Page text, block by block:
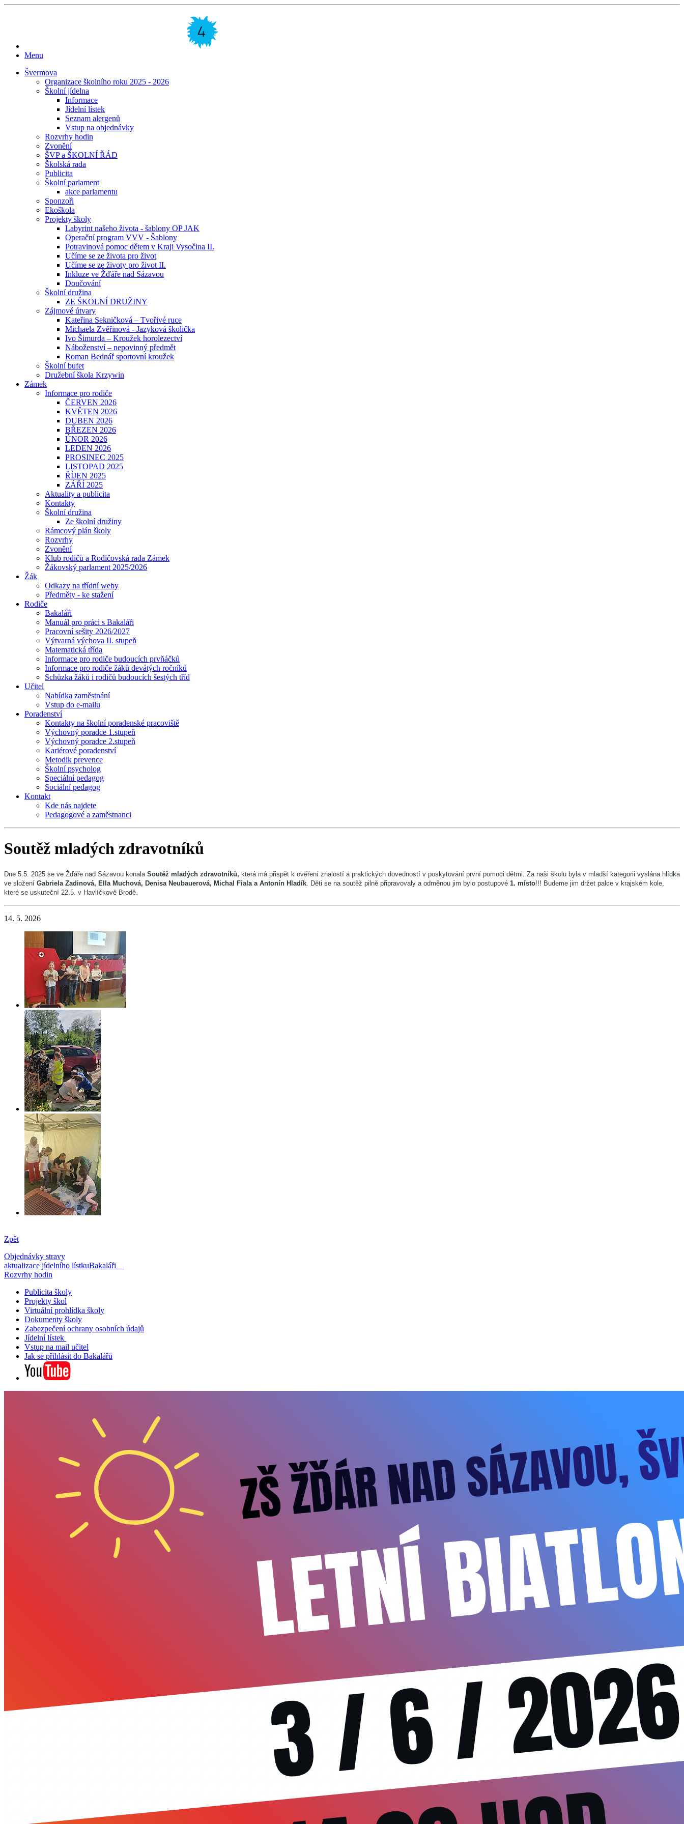
Menu
Švermova
Organizace školního roku 2025 - 2026
Školní jídelna
Informace
Jídelní lístek
Seznam alergenů
Vstup na objednávky
Rozvrhy hodin
Zvonění
ŠVP a ŠKOLNÍ ŘÁD
Školská rada
Publicita
Školní parlament
akce parlamentu
Sponzoři
Ekoškola
Projekty školy
Labyrint našeho života - šablony OP JAK
Operační program VVV - Šablony
Potravinová pomoc dětem v Kraji Vysočina II.
Učíme se ze života pro život
Učíme se ze životy pro život II.
Inkluze ve Žďáře nad Sázavou
Doučování
Školní družina
ZE ŠKOLNÍ DRUŽINY
Zájmové útvary
Kateřina Sekničková – Tvořivé ruce
Michaela Zvěřinová - Jazyková školička
Ivo Šimurda – Kroužek horolezectví
Náboženství – nepovinný předmět
Roman Bednář sportovní kroužek
Školní bufet
Družební škola Krzywin
Zámek
Informace pro rodiče
ČERVEN 2026
KVĚTEN 2026
DUBEN 2026
BŘEZEN 2026
ÚNOR 2026
LEDEN 2026
PROSINEC 2025
LISTOPAD 2025
ŘÍJEN 2025
ZÁŘÍ 2025
Aktuality a publicita
Kontakty
Školní družina
Ze školní družiny
Rámcový plán školy
Rozvrhy
Zvonění
Klub rodičů a Rodičovská rada Zámek
Žákovský parlament 2025/2026
Žák
Odkazy na třídní weby
Předměty - ke stažení
Rodiče
Bakaláři
Manuál pro práci s Bakaláři
Pracovní sešity 2026/2027
Výtvarná výchova II. stupeň
Matematická třída
Informace pro rodiče budoucích prvňáčků
Informace pro rodiče žáků devátých ročníků
Schůzka žáků i rodičů budoucích šestých tříd
Učitel
Nabídka zaměstnání
Vstup do e-mailu
Poradenství
Kontakty na školní poradenské pracoviště
Výchovný poradce 1.stupeň
Výchovný poradce 2.stupeň
Kariérové poradenství
Metodik prevence
Školní psycholog
Speciální pedagog
Sociální pedagog
Kontakt
Kde nás najdete
Pedagogové a zaměstnanci
Soutěž mladých zdravotníků
Dne 5.5. 2025 se ve Žďáře nad Sázavou konala Soutěž mladých zdravotníků, která má přispět k ověření znalostí a praktických dovedností v poskytování první pomoci dětmi. Za naši školu byla v mladší kategorii vyslána hlídka
ve složení Gabriela Zadinová, Ella Muchová, Denisa Neubauerová, Michal Fiala a Antonín Hladík . Děti se na soutěž pilně připravovaly a odměnou jim bylo postupové 1. místo!!! Budeme jim držet palce v krajském kole,
které se uskuteční 22.5. v Havlíčkově Brodě.
14. 5. 2026
Zpět
Objednávky stravy
aktualizace jídelního lístkuBakaláři
Rozvrhy hodin
Publicita školy
Projekty škol
Virtuální prohlídka školy
Dokumenty školy
Zabezpečení ochrany osobních údajů
Jídelní lístek
Vstup na mail učitel
Jak se přihlásit do Bakalářů